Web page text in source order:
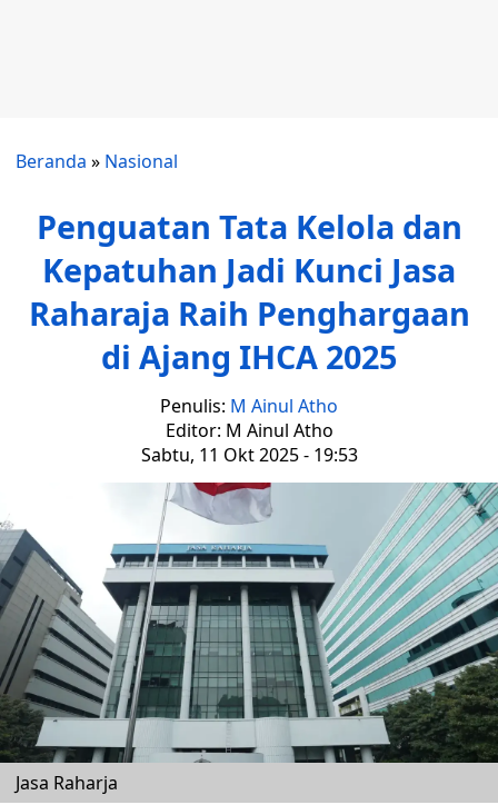
Beranda » Nasional
Penguatan Tata Kelola dan
Kepatuhan Jadi Kunci Jasa
Raharaja Raih Penghargaan
di Ajang IHCA 2025
Penulis: M Ainul Atho
Editor: M Ainul Atho
Sabtu, 11 Okt 2025 - 19:53
Jasa Raharja